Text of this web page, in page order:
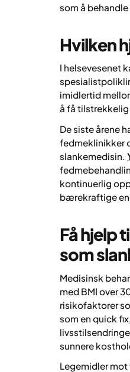
som å
Hvilken
I helsevesenet
imidlertid
å få
De siste årene
fedmeklinikker
slankemedisin.
kontinuerlig
bærekraftige
Få hjelp
som
Medisinsk
med BMI over
risikofaktorer
som en quick
sunnere
Legemidler